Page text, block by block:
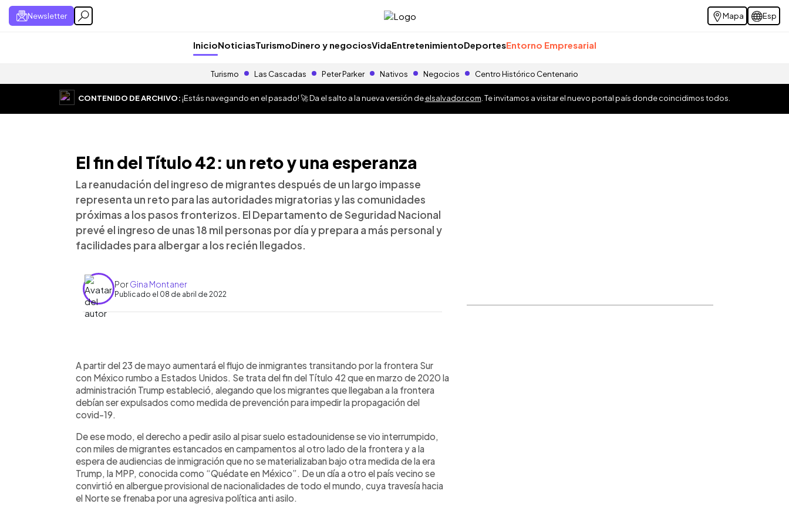
Newsletter Mapa Esp
InicioNoticiasTurismoDinero y negociosVidaEntretenimientoDeportesEntorno Empresarial
Turismo Las Cascadas Peter Parker Nativos Negocios Centro Histórico Centenario
CONTENIDO DE ARCHIVO:¡Estás navegando en el pasado! 🚀 Da el salto a la nueva versión deelsalvador.com . Te invitamos a visitar el nuevo portal país donde coincidimos todos.
El fin del Título 42: un reto y una esperanza
La reanudación del ingreso de migrantes después de un largo impasse
representa un reto para las autoridades migratorias y las comunidades
próximas a los pasos fronterizos. El Departamento de Seguridad Nacional
prevé el ingreso de unas 18 mil personas por día y prepara a más personal y
facilidades para albergar a los recién llegados.
PorGina Montaner
Publicado el 08 de abril de 2022
► Escuchar artículo
A partir del 23 de mayo aumentará el flujo de inmigrantes transitando por la frontera Sur
con México rumbo a Estados Unidos. Se trata del fin del Título 42 que en marzo de 2020 la
administración Trump estableció, alegando que los migrantes que llegaban a la frontera
debían ser expulsados como medida de prevención para impedir la propagación del
covid-19.
De ese modo, el derecho a pedir asilo al pisar suelo estadounidense se vio interrumpido,
con miles de migrantes estancados en campamentos al otro lado de la frontera y a la
espera de audiencias de inmigración que no se materializaban bajo otra medida de la era
Trump, la MPP, conocida como “Quédate en México”. De un día a otro el país vecino se
convirtió en albergue provisional de nacionalidades de todo el mundo, cuya travesía hacia
el Norte se frenaba por una agresiva política anti asilo.